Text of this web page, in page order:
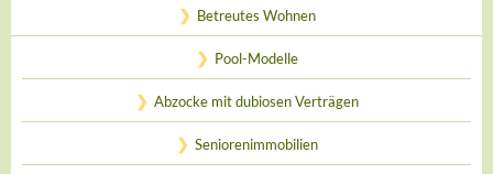
Betreutes Wohnen
Pool-Modelle
Abzocke mit dubiosen Verträgen
Seniorenimmobilien